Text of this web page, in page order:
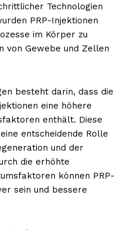
Technologien
PRP-Injektionen
im Körper zu
von Gewebe und Zellen
besteht darin, dass die
eine höhere
enthält. Diese
entscheidende Rolle
und der
die erhöhte
können PRP-
sein und bessere